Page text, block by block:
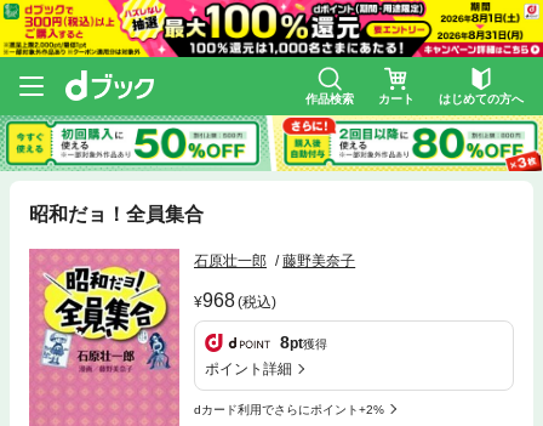
作品検索 カート はじめての方へ
昭和だョ！全員集合
石原壮一郎 藤野美奈子
968(税込)
8pt獲得
ポイント詳細
dカード利用でさらにポイント+2%